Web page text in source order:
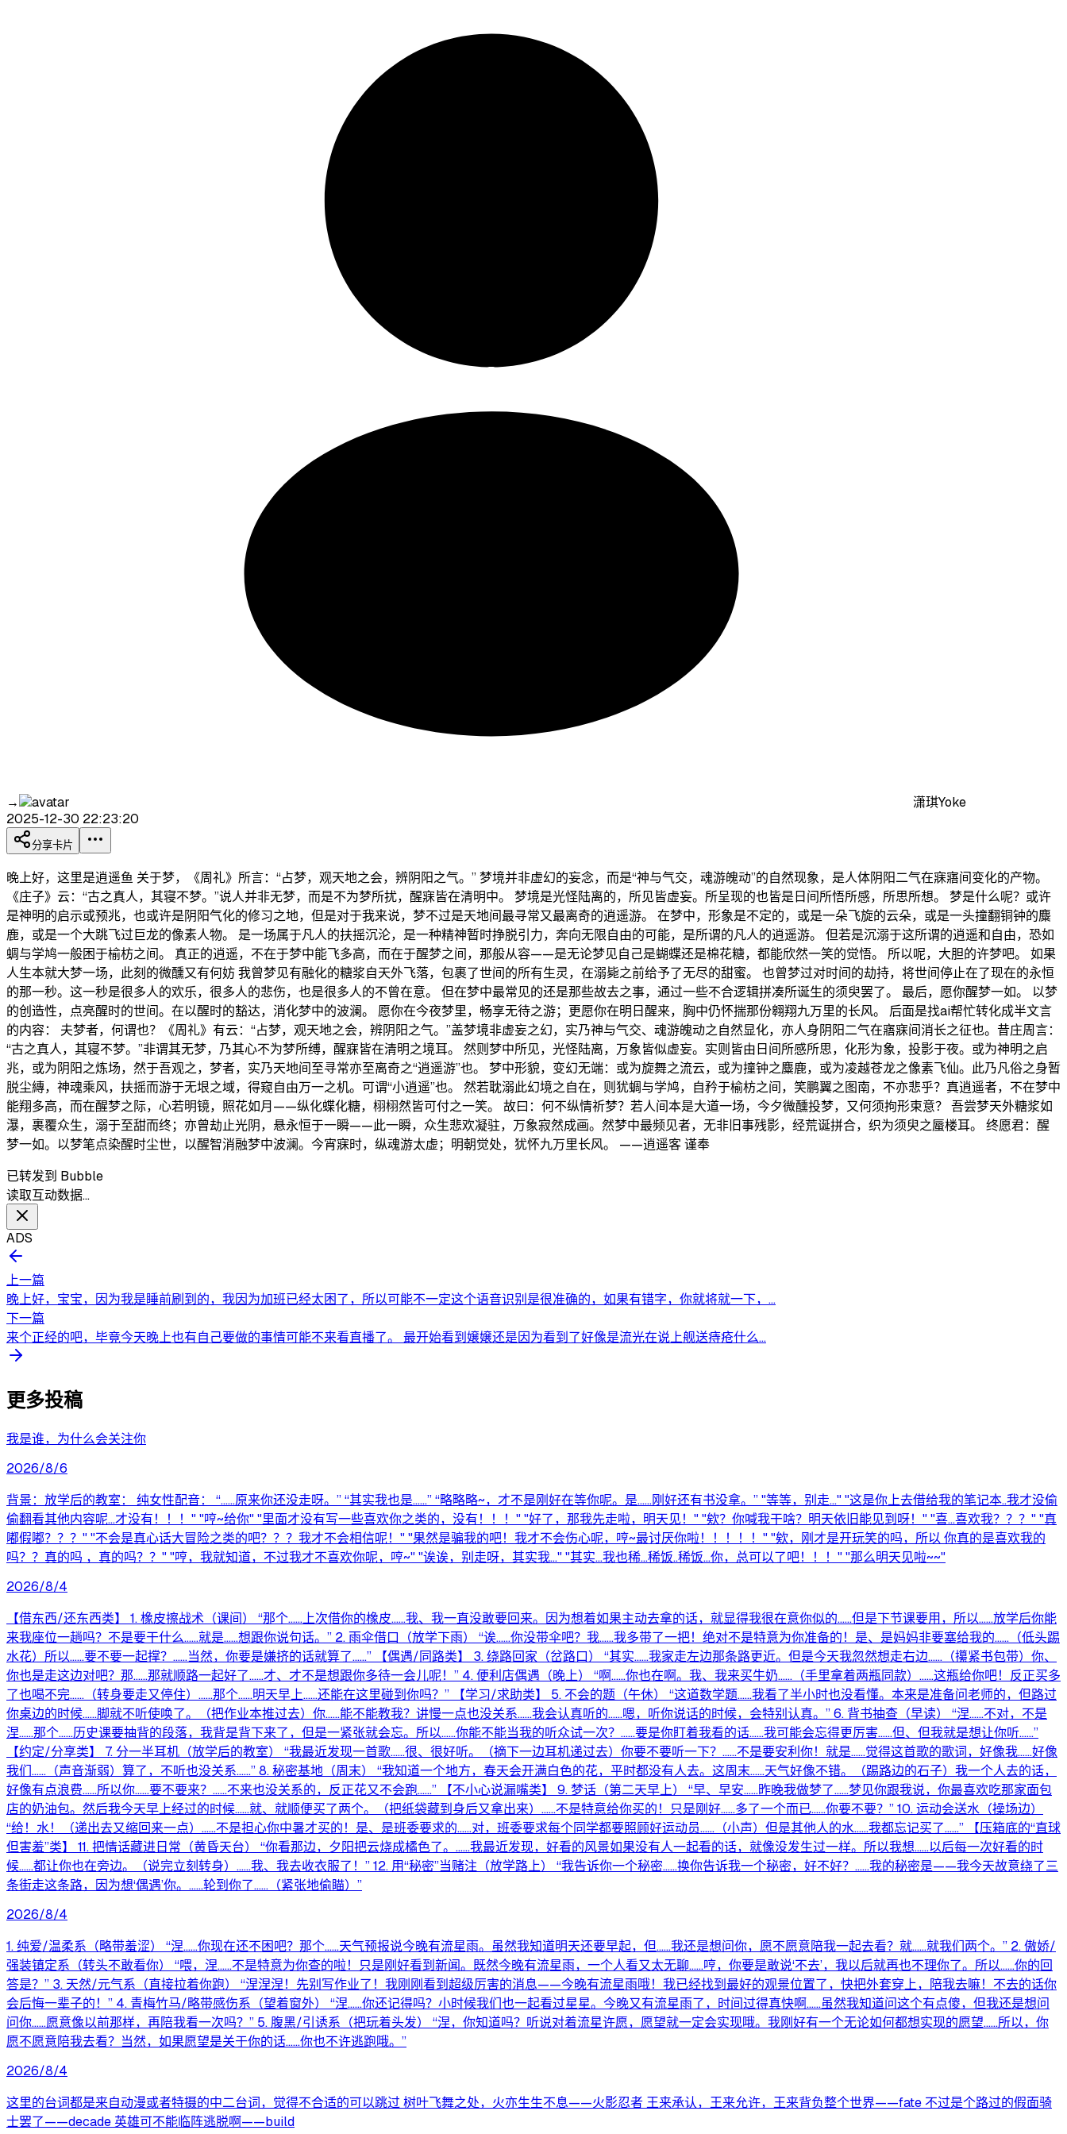
→
潇琪Yoke
2025-12-30 22:23:20
分享卡片
晚上好，这里是逍遥鱼 关于梦，《周礼》所言：“占梦，观天地之会，辨阴阳之气。” 梦境并非虚幻的妄念，而是“神与气交，魂游魄动”的自然现象，是人体阴阳二气在寐寤间变化的产物。
《庄子》云：“古之真人，其寝不梦。”说人并非无梦，而是不为梦所扰，醒寐皆在清明中。 梦境是光怪陆离的，所见皆虚妄。所呈现的也皆是日间所悟所感，所思所想。 梦是什么呢？或许
是神明的启示或预兆，也或许是阴阳气化的修习之地，但是对于我来说，梦不过是天地间最寻常又最离奇的逍遥游。 在梦中，形象是不定的，或是一朵飞旋的云朵，或是一头撞翻铜钟的麋
鹿，或是一个大跳飞过巨龙的像素人物。 是一场属于凡人的扶摇沉沦，是一种精神暂时挣脱引力，奔向无限自由的可能，是所谓的凡人的逍遥游。 但若是沉溺于这所谓的逍遥和自由，恐如
蜩与学鸠一般困于榆枋之间。 真正的逍遥，不在于梦中能飞多高，而在于醒梦之间，那般从容——是无论梦见自己是蝴蝶还是棉花糖，都能欣然一笑的觉悟。 所以呢，大胆的许梦吧。 如果
人生本就大梦一场，此刻的微醺又有何妨 我曾梦见有融化的糖浆自天外飞落，包裹了世间的所有生灵，在溺毙之前给予了无尽的甜蜜。 也曾梦过对时间的劫持，将世间停止在了现在的永恒
的那一秒。这一秒是很多人的欢乐，很多人的悲伤，也是很多人的不曾在意。 但在梦中最常见的还是那些故去之事，通过一些不合逻辑拼凑所诞生的须臾罢了。 最后，愿你醒梦一如。 以梦
的创造性，点亮醒时的世间。在以醒时的豁达，消化梦中的波澜。 愿你在今夜梦里，畅享无待之游；更愿你在明日醒来，胸中仍怀揣那份翱翔九万里的长风。 后面是找ai帮忙转化成半文言
的内容： 夫梦者，何谓也？《周礼》有云：“占梦，观天地之会，辨阴阳之气。”盖梦境非虚妄之幻，实乃神与气交、魂游魄动之自然显化，亦人身阴阳二气在寤寐间消长之征也。昔庄周言：
“古之真人，其寝不梦。”非谓其无梦，乃其心不为梦所缚，醒寐皆在清明之境耳。 然则梦中所见，光怪陆离，万象皆似虚妄。实则皆由日间所感所思，化形为象，投影于夜。或为神明之启
兆，或为阴阳之炼场，然于吾观之，梦者，实乃天地间至寻常亦至离奇之“逍遥游”也。 梦中形貌，变幻无端：或为旋舞之流云，或为撞钟之麋鹿，或为凌越苍龙之像素飞仙。此乃凡俗之身暂
脱尘縳，神魂乘风，扶摇而游于无垠之域，得窥自由万一之机。可谓“小逍遥”也。 然若耽溺此幻境之自在，则犹蜩与学鸠，自矜于榆枋之间，笑鹏翼之图南，不亦悲乎？真逍遥者，不在梦中
能翔多高，而在醒梦之际，心若明镜，照花如月——纵化蝶化糖，栩栩然皆可付之一笑。 故曰：何不纵情祈梦？若人间本是大道一场，今夕微醺投梦，又何须拘形束意？ 吾尝梦天外糖浆如
瀑，裹覆众生，溺于至甜而终；亦曾劫止光阴，悬永恒于一瞬——此一瞬，众生悲欢凝驻，万象寂然成画。然梦中最频见者，无非旧事残影，经荒诞拼合，织为须臾之蜃楼耳。 终愿君：醒
梦一如。以梦笔点染醒时尘世，以醒智消融梦中波澜。今宵寐时，纵魂游太虚；明朝觉处，犹怀九万里长风。 ——逍遥客 谨奉
已转发到 Bubble
读取互动数据…
ADS
上一篇
晚上好，宝宝，因为我是睡前刷到的，我因为加班已经太困了，所以可能不一定这个语音识别是很准确的，如果有错字，你就将就一下，...
下一篇
来个正经的吧，毕竟今天晚上也有自己要做的事情可能不来看直播了。 最开始看到嬢嬢还是因为看到了好像是流光在说上舰送痔疮什么...
更多投稿
我是谁，为什么会关注你
2026/8/6
背景：放学后的教室： 纯女性配音： “……原来你还没走呀。” “其实我也是……” “略略略~，才不是刚好在等你呢。是……刚好还有书没拿。” "等等，别走..." "这是你上去借给我的笔记本..我才没偷
偷翻看其他内容呢...才没有！！！" "哼~给你" "里面才没有写一些喜欢你之类的，没有！！！" "好了，那我先走啦，明天见！" "欸？你喊我干啥？明天依旧能见到呀！" "喜...喜欢我？？？" "真
嘟假嘟？？？" "不会是真心话大冒险之类的吧？？？我才不会相信呢！" "果然是骗我的吧！我才不会伤心呢，哼~最讨厌你啦！！！！！" "欸，刚才是开玩笑的吗，所以 你真的是喜欢我的
吗？？真的吗 ，真的吗？？" "哼，我就知道，不过我才不喜欢你呢，哼~" "诶诶，别走呀，其实我..." "其实...我也稀...稀饭..稀饭...你，总可以了吧！！！" "那么明天见啦~~"
2026/8/4
【借东西/还东西类】 1. 橡皮擦战术（课间） “那个……上次借你的橡皮……我、我一直没敢要回来。因为想着如果主动去拿的话，就显得我很在意你似的……但是下节课要用，所以……放学后你能
来我座位一趟吗？不是要干什么……就是……想跟你说句话。” 2. 雨伞借口（放学下雨） “诶……你没带伞吧？我……我多带了一把！绝对不是特意为你准备的！是、是妈妈非要塞给我的……（低头踢
水花）所以……要不要一起撑？……当然，你要是嫌挤的话就算了……” 【偶遇/同路类】 3. 绕路回家（岔路口） “其实……我家走左边那条路更近。但是今天我忽然想走右边……（攥紧书包带）你、
你也是走这边对吧？那……那就顺路一起好了……才、才不是想跟你多待一会儿呢！” 4. 便利店偶遇（晚上） “啊……你也在啊。我、我来买牛奶……（手里拿着两瓶同款）……这瓶给你吧！反正买多
了也喝不完……（转身要走又停住）……那个……明天早上……还能在这里碰到你吗？” 【学习/求助类】 5. 不会的题（午休） “这道数学题……我看了半小时也没看懂。本来是准备问老师的，但路过
你桌边的时候……脚就不听使唤了。（把作业本推过去）你……能不能教我？讲慢一点也没关系……我会认真听的……嗯，听你说话的时候，会特别认真。” 6. 背书抽查（早读） “涅……不对，不是
涅……那个……历史课要抽背的段落，我背是背下来了，但是一紧张就会忘。所以……你能不能当我的听众试一次？……要是你盯着我看的话……我可能会忘得更厉害……但、但我就是想让你听……”
【约定/分享类】 7. 分一半耳机（放学后的教室） “我最近发现一首歌……很、很好听。（摘下一边耳机递过去）你要不要听一下？……不是要安利你！就是……觉得这首歌的歌词，好像我……好像
我们……（声音渐弱）算了，不听也没关系……” 8. 秘密基地（周末） “我知道一个地方，春天会开满白色的花，平时都没有人去。这周末……天气好像不错。（踢路边的石子）我一个人去的话，
好像有点浪费……所以你……要不要来？……不来也没关系的，反正花又不会跑……” 【不小心说漏嘴类】 9. 梦话（第二天早上） “早、早安……昨晚我做梦了……梦见你跟我说，你最喜欢吃那家面包
店的奶油包。然后我今天早上经过的时候……就、就顺便买了两个。（把纸袋藏到身后又拿出来）……不是特意给你买的！只是刚好……多了一个而已……你要不要？” 10. 运动会送水（操场边）
“给！水！（递出去又缩回来一点）……不是担心你中暑才买的！是、是班委要求的……对，班委要求每个同学都要照顾好运动员……（小声）但是其他人的水……我都忘记买了……” 【压箱底的“直球
但害羞”类】 11. 把情话藏进日常（黄昏天台） “你看那边，夕阳把云烧成橘色了。……我最近发现，好看的风景如果没有人一起看的话，就像没发生过一样。所以我想……以后每一次好看的时
候……都让你也在旁边。（说完立刻转身）……我、我去收衣服了！” 12. 用“秘密”当赌注（放学路上） “我告诉你一个秘密……换你告诉我一个秘密，好不好？……我的秘密是——我今天故意绕了三
条街走这条路，因为想‘偶遇’你。……轮到你了……（紧张地偷瞄）”
2026/8/4
1. 纯爱/温柔系（略带羞涩） “涅……你现在还不困吧？那个……天气预报说今晚有流星雨。虽然我知道明天还要早起，但……我还是想问你，愿不愿意陪我一起去看？就……就我们两个。” 2. 傲娇/
强装镇定系（转头不敢看你） “喂，涅……不是特意为你查的啦！只是刚好看到新闻。既然今晚有流星雨，一个人看又太无聊……哼，你要是敢说‘不去’，我以后就再也不理你了。所以……你的回
答是？” 3. 天然/元气系（直接拉着你跑） “涅涅涅！先别写作业了！我刚刚看到超级厉害的消息——今晚有流星雨哦！我已经找到最好的观景位置了，快把外套穿上，陪我去嘛！不去的话你
会后悔一辈子的！” 4. 青梅竹马/略带感伤系（望着窗外） “涅……你还记得吗？小时候我们也一起看过星星。今晚又有流星雨了，时间过得真快啊……虽然我知道问这个有点傻，但我还是想问
问你……愿意像以前那样，再陪我看一次吗？” 5. 腹黑/引诱系（把玩着头发） “涅，你知道吗？听说对着流星许愿，愿望就一定会实现哦。我刚好有一个无论如何都想实现的愿望……所以，你
愿不愿意陪我去看？当然，如果愿望是关于你的话……你也不许逃跑哦。”
2026/8/4
这里的台词都是来自动漫或者特摄的中二台词，觉得不合适的可以跳过 树叶飞舞之处，火亦生生不息——火影忍者 王来承认，王来允许，王来背负整个世界——fate 不过是个路过的假面骑
士罢了——decade 英雄可不能临阵逃脱啊——build